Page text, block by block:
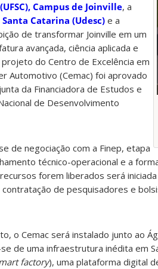
Campus de Joinville, a
Catarina (Udesc) e a
de transformar Joinville em um
avançada, ciência aplicada e
do Centro de Excelência em
Automotivo (Cemac) foi aprovado
da Financiadora de Estudos e
de Desenvolvimento
de negociação com a Finep, etapa
técnico-operacional e a
forem liberados será
de pesquisadores e
o Cemac será instalado junto ao
de uma infraestrutura inédita em
factory), uma plataforma digital